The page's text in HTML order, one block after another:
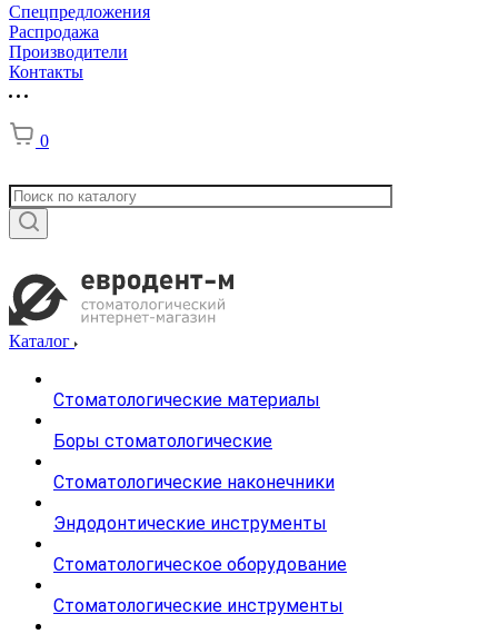
Спецпредложения
Распродажа
Производители
Контакты
0
Каталог
Стоматологические материалы
Боры стоматологические
Стоматологические наконечники
Эндодонтические инструменты
Стоматологическое оборудование
Стоматологические инструменты